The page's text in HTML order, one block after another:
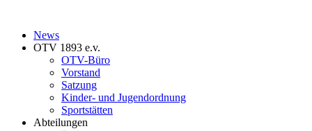
News
OTV 1893 e.v.
OTV-Büro
Vorstand
Satzung
Kinder- und Jugendordnung
Sportstätten
Abteilungen